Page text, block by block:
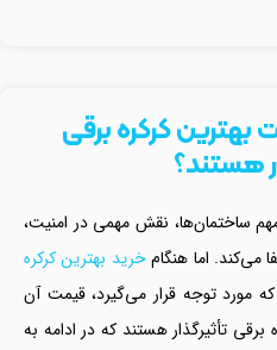
کرکره برقی
هستند؟
ساختمان‌ها، نقش مهمی در امنیت،
می‌کند. اما هنگامخرید بهترین کرکره
مورد توجه قرار می‌گیرد، قیمت آن
تأثیرگذار هستند که در ادامه به